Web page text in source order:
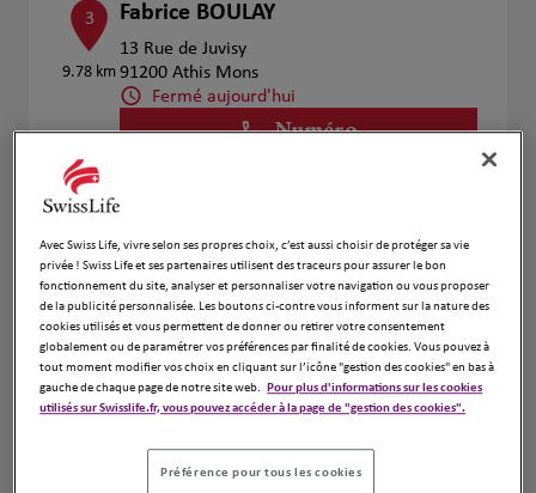
3
9.78 km
Fabrice BOULAY
13 Rue de Juvisy
91200 Athis Mons
Fermé aujourd'hui
Numéro
4 Corinne Peron
40 Avenue de la Cour de France
91260 Juvisy sur Orge
Fermé aujourd'hui
Numéro
Voir plus
Avec Swiss Life, vivre selon ses propres choix, c’est aussi choisir de protéger sa vie
privée ! Swiss Life et ses partenaires utilisent des traceurs pour assurer le bon
fonctionnement du site, analyser et personnaliser votre navigation ou vous proposer
de la publicité personnalisée. Les boutons ci-contre vous informent sur la nature des
cookies utilisés et vous permettent de donner ou retirer votre consentement
globalement ou de paramétrer vos préférences par finalité de cookies. Vous pouvez à
tout moment modifier vos choix en cliquant sur l’icône "gestion des cookies" en bas à
gauche de chaque page de notre site web.
Pour plus d'informations sur les cookies
utilisés sur Swisslife.fr, vous pouvez accéder à la page de "gestion des cookies".
Préférence pour tous les cookies